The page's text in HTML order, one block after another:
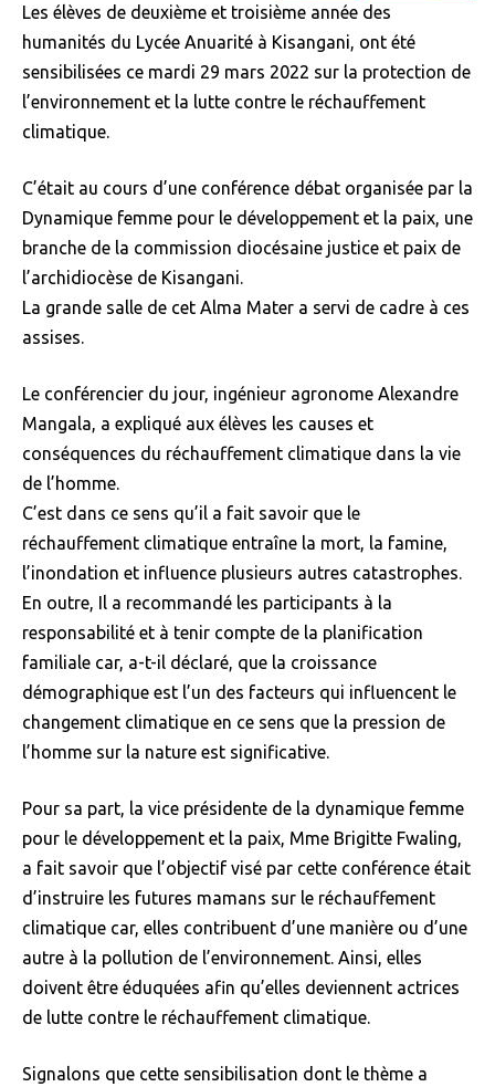
Les élèves de deuxième et troisième année des
humanités du Lycée Anuarité à Kisangani, ont été
sensibilisées ce mardi 29 mars 2022 sur la protection de
l’environnement et la lutte contre le réchauffement
climatique.
C’était au cours d’une conférence débat organisée par la
Dynamique femme pour le développement et la paix, une
branche de la commission diocésaine justice et paix de
l’archidiocèse de Kisangani.
La grande salle de cet Alma Mater a servi de cadre à ces
assises.
Le conférencier du jour, ingénieur agronome Alexandre
Mangala, a expliqué aux élèves les causes et
conséquences du réchauffement climatique dans la vie
de l’homme.
C’est dans ce sens qu’il a fait savoir que le
réchauffement climatique entraîne la mort, la famine,
l’inondation et influence plusieurs autres catastrophes.
En outre, Il a recommandé les participants à la
responsabilité et à tenir compte de la planification
familiale car, a-t-il déclaré, que la croissance
démographique est l’un des facteurs qui influencent le
changement climatique en ce sens que la pression de
l’homme sur la nature est significative.
Pour sa part, la vice présidente de la dynamique femme
pour le développement et la paix, Mme Brigitte Fwaling,
a fait savoir que l’objectif visé par cette conférence était
d’instruire les futures mamans sur le réchauffement
climatique car, elles contribuent d’une manière ou d’une
autre à la pollution de l’environnement. Ainsi, elles
doivent être éduquées afin qu’elles deviennent actrices
de lutte contre le réchauffement climatique.
Signalons que cette sensibilisation dont le thème a